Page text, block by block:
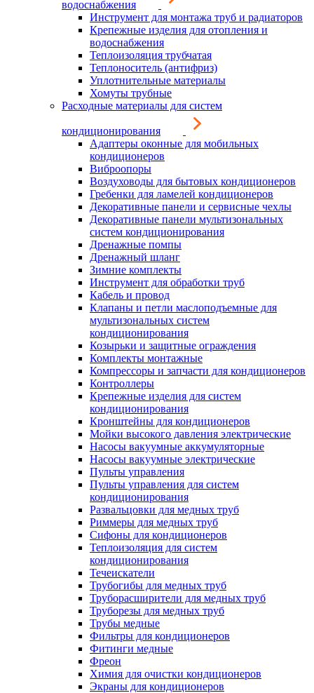
водоснабжения
Инструмент для монтажа труб и радиаторов
Крепежные изделия для отопления и
водоснабжения
Теплоизоляция трубчатая
Теплоноситель (антифриз)
Уплотнительные материалы
Хомуты трубные
Расходные материалы для систем
кондиционирования
Адаптеры оконные для мобильных
кондиционеров
Виброопоры
Воздуховоды для бытовых кондиционеров
Гребенки для ламелей кондиционеров
Декоративные панели и сервисные чехлы
Декоративные панели мультизональных
систем кондиционирования
Дренажные помпы
Дренажный шланг
Зимние комплекты
Инструмент для обработки труб
Кабель и провод
Клапаны и петли маслоподъемные для
мультизональных систем
кондиционирования
Козырьки и защитные ограждения
Комплекты монтажные
Компрессоры и запчасти для кондиционеров
Контроллеры
Крепежные изделия для систем
кондиционирования
Кронштейны для кондиционеров
Мойки высокого давления электрические
Насосы вакуумные аккумуляторные
Насосы вакуумные электрические
Пульты управления
Пульты управления для систем
кондиционирования
Развальцовки для медных труб
Риммеры для медных труб
Сифоны для кондиционеров
Теплоизоляция для систем
кондиционирования
Течеискатели
Трубогибы для медных труб
Труборасширители для медных труб
Труборезы для медных труб
Трубы медные
Фильтры для кондиционеров
Фитинги медные
Фреон
Химия для очистки кондиционеров
Экраны для кондиционеров